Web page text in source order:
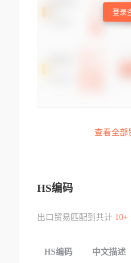
登录
查看全部
HS编码
出口贸易匹配到共计 10+
HS编码 中文描述